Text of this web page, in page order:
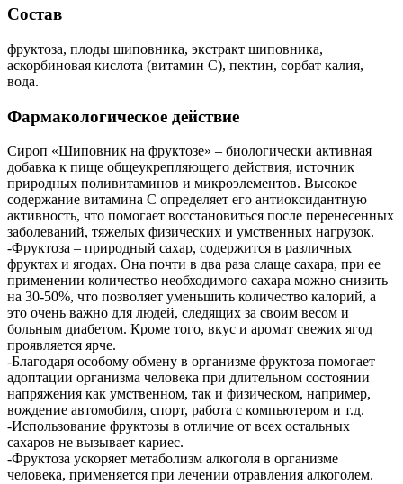
Состав
фруктоза, плоды шиповника, экстракт шиповника,
аскорбиновая кислота (витамин С), пектин, сорбат калия,
вода.
Фармакологическое действие
Сироп «Шиповник на фруктозе» – биологически активная
добавка к пище общеукрепляющего действия, источник
природных поливитаминов и микроэлементов. Высокое
содержание витамина С определяет его антиоксидантную
активность, что помогает восстановиться после перенесенных
заболеваний, тяжелых физических и умственных нагрузок.
-Фруктоза – природный сахар, содержится в различных
фруктах и ягодах. Она почти в два раза слаще сахара, при ее
применении количество необходимого сахара можно снизить
на 30-50%, что позволяет уменьшить количество калорий, а
это очень важно для людей, следящих за своим весом и
больным диабетом. Кроме того, вкус и аромат свежих ягод
проявляется ярче.
-Благодаря особому обмену в организме фруктоза помогает
адоптации организма человека при длительном состоянии
напряжения как умственном, так и физическом, например,
вождение автомобиля, спорт, работа с компьютером и т.д.
-Использование фруктозы в отличие от всех остальных
сахаров не вызывает кариес.
-Фруктоза ускоряет метаболизм алкоголя в организме
человека, применяется при лечении отравления алкоголем.